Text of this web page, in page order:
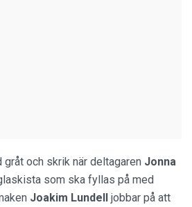
och skrik när deltagaren Jonna
som ska fyllas på med
Joakim Lundell jobbar på att